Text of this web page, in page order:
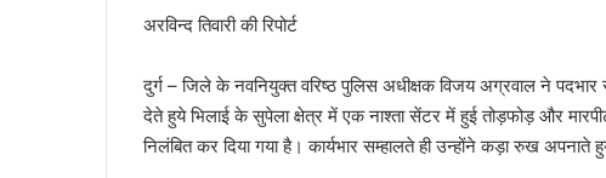
अरविन्द तिवारी की रिपोर्ट
दुर्ग – जिले के नवनियुक्त वरिष्ठ पुलिस अधीक्षक विजय अग्रवाल ने
देते हुये भिलाई के सुपेला क्षेत्र में एक नाश्ता सेंटर में हुई तोड़फोड़ और
निलंबित कर दिया गया है। कार्यभार सम्हालते ही उन्होंने कड़ा रुख अपनाते